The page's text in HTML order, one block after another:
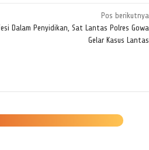
Pos berikutnya
Dalam Penyidikan, Sat Lantas Polres Gowa
Gelar Kasus Lantas